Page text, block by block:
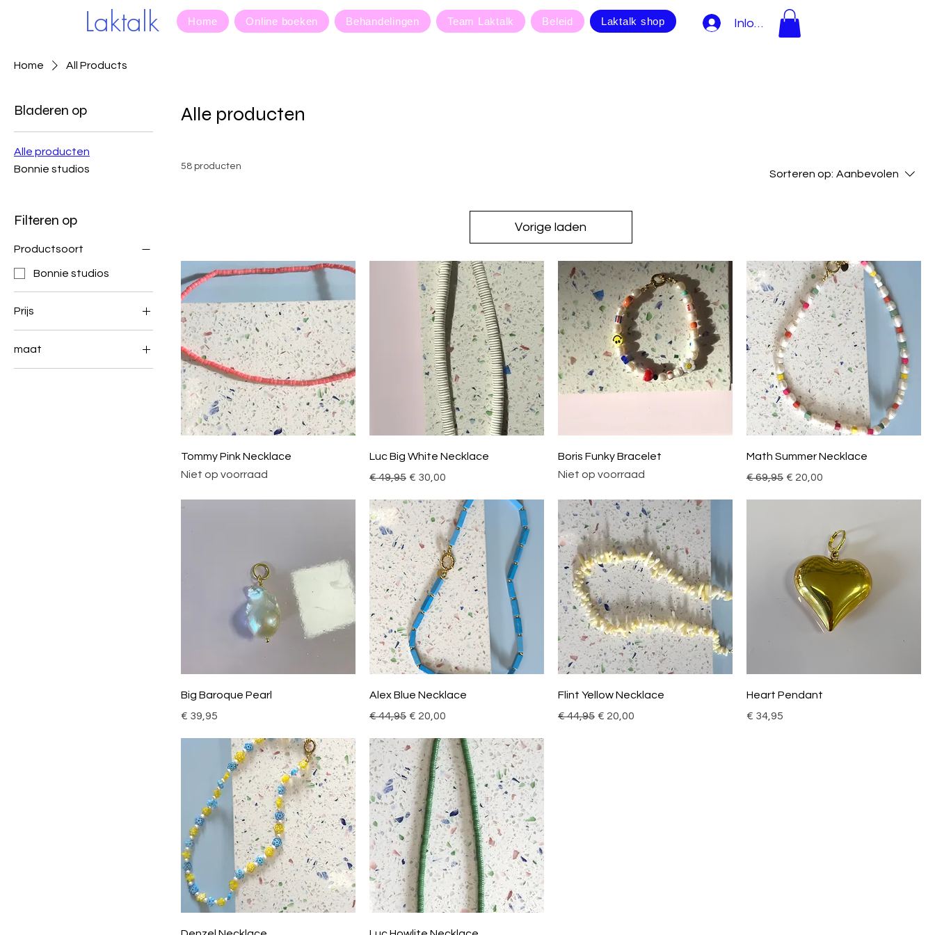
Laktalk Home Online boeken Behandelingen Team Laktalk Beleid Laktalk shop Inloggen
Home All Products
Bladeren op
Alle producten
Bonnie studios
Filteren op
Productsoort
Bonnie studios
Prijs
€ 7 € 80
maat
Alle producten
58 producten
Sorteren op: Aanbevolen
Vorige laden
Tommy Pink Necklace
Niet op voorraad
Luc Big White Necklace
Normale prijs
€ 49,95 Verkoopprijs
€ 30,00
Boris Funky Bracelet
Niet op voorraad
Math Summer Necklace
Normale prijs
€ 69,95 Verkoopprijs
€ 20,00
Big Baroque Pearl
Prijs
€ 39,95
Alex Blue Necklace
Normale prijs
€ 44,95 Verkoopprijs
€ 20,00
Flint Yellow Necklace
Normale prijs
€ 44,95 Verkoopprijs
€ 20,00
Heart Pendant
Prijs
€ 34,95